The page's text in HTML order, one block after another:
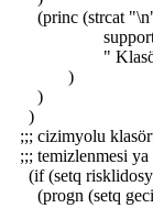
(princ (strcat
" Klasöründe
)
)
)
;;; cizimyolu
;;; temizlenmesi
(if (setq
(progn (setq